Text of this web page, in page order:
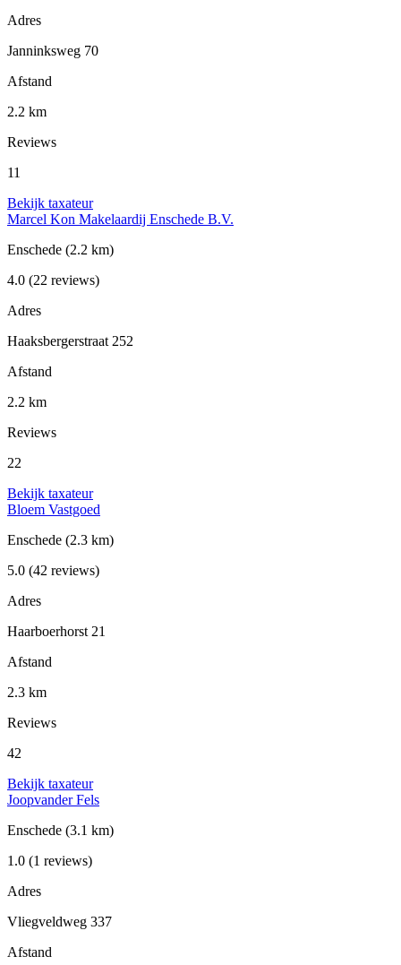
Adres
Janninksweg 70
Afstand
2.2 km
Reviews
11
Bekijk taxateur
Marcel Kon Makelaardij Enschede B.V.
Enschede (2.2 km)
4.0 (22 reviews)
Adres
Haaksbergerstraat 252
Afstand
2.2 km
Reviews
22
Bekijk taxateur
Bloem Vastgoed
Enschede (2.3 km)
5.0 (42 reviews)
Adres
Haarboerhorst 21
Afstand
2.3 km
Reviews
42
Bekijk taxateur
Joopvander Fels
Enschede (3.1 km)
1.0 (1 reviews)
Adres
Vliegveldweg 337
Afstand